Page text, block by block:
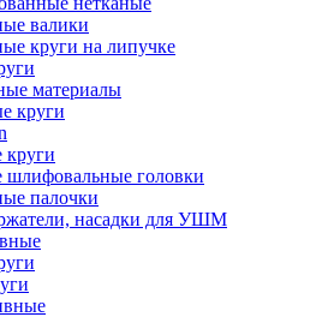
валики
круги на липучке
материалы
круги
круги
шлифовальные головки
палочки
насадки для УШМ